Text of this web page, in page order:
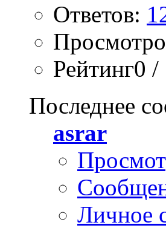
Ответов:
Рейтинг0 /
Последнее
asrar
Личное